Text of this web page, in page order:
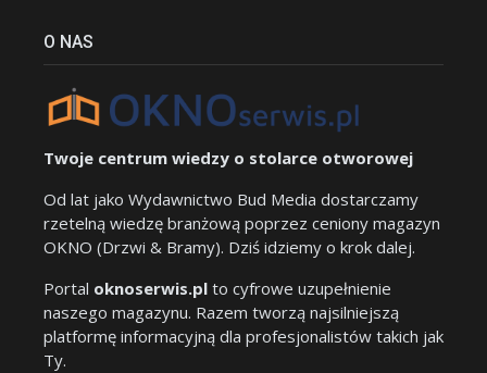
O NAS
Twoje centrum wiedzy o stolarce otworowej
Od lat jako Wydawnictwo Bud Media dostarczamy
rzetelną wiedzę branżową poprzez ceniony magazyn
OKNO (Drzwi & Bramy). Dziś idziemy o krok dalej.
Portal oknoserwis.pl to cyfrowe uzupełnienie
naszego magazynu. Razem tworzą najsilniejszą
platformę informacyjną dla profesjonalistów takich jak
Ty.